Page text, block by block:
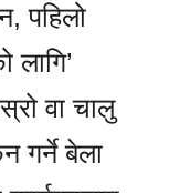
पहिलो
लागि’
वा चालु
गर्ने बेला